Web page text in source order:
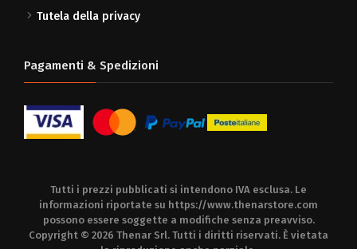
Tutela della privacy
Pagamenti & Spedizioni
Tutti i prezzi pubblicati si intendono IVA esclusa. Le
informazioni riportate su https://www.thenarstore.com
possono essere soggette a modifiche senza preavviso.
Copyright © 2026 Thenar Srl. Tutti i diritti riservati. È vietata